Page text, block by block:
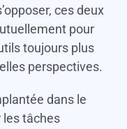
ces deux
pour
toujours plus
perspectives.
dans le
les tâches